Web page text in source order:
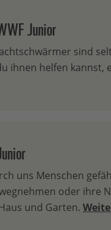
Junior
sind
ihnen helfen kannst,
uns Menschen
oder ihre
und Garten.